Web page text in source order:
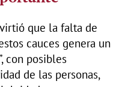
que la falta de
cauces genera un
con posibles
de las personas,